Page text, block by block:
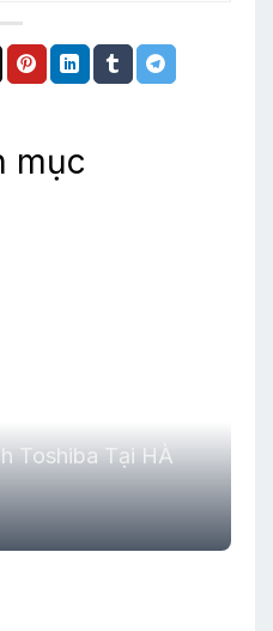
mục
Toshiba Tại HÀ